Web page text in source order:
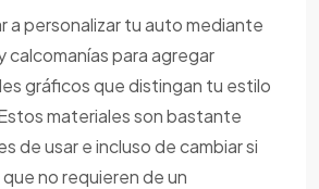
a personalizar tu auto mediante
calcomanías para agregar
gráficos que distingan tu estilo
materiales son bastante
de usar e incluso de cambiar si
no requieren de un